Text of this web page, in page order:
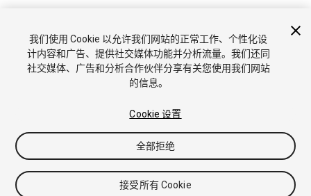
版权所有 © 2021 Unity Technologies. Publication 2020.3
教程
社区答案 知识库 论坛 Asset Store
商标和使用条款
Cookie
不要出售或分享我的个人信息
我们使用 Cookie 以允许我们网站的正常工作、个性化设
计内容和广告、提供社交媒体功能并分析流量。我们还同
社交媒体、广告和分析合作伙伴分享有关您使用我们网站
的信息。
Cookie 设置
全部拒绝
接受所有 Cookie